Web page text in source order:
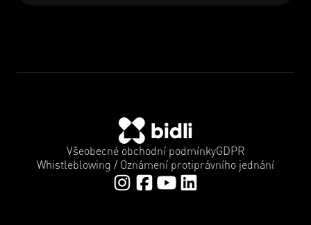
Všeobecné obchodní podmínkyGDPR
Whistleblowing / Oznámení protiprávního jednání